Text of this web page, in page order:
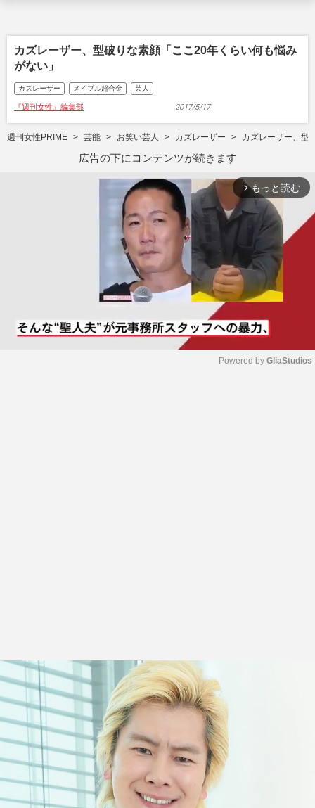
カズレーザー、型破りな素顔「ここ20年くらい何も悩み
がない」
カズレーザー メイプル超合金 芸人
『週刊女性』編集部 2017/5/17
週刊女性PRIME 芸能 お笑い芸人 カズレーザー カズレーザー、型
広告の下にコンテンツが続きます
arrow_forward_ios もっと読む
Powered by GliaStudios